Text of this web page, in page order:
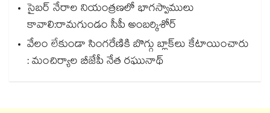
సైబర్ నేరాల నియంత్రణలో భాగస్వాములు
కావాలి:రామగుండం సీపీ అంబర్కిశోర్‌‌‌‌‌‌‌‌‌‌‌‌‌‌‌‌
వేలం లేకుండా సింగరేణికి బొగ్గు బ్లాక్‌‌‌‌‌‌‌‌లు కేటాయించారు
: మంచిర్యాల బీజేపీ నేత రఘునాథ్